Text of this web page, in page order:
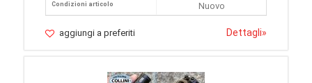
Condizioni articolo
Nuovo
aggiungi a preferiti Dettagli»